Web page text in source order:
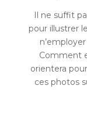
Il ne suffit
pour illustrer
Comment
orientera
ces photos